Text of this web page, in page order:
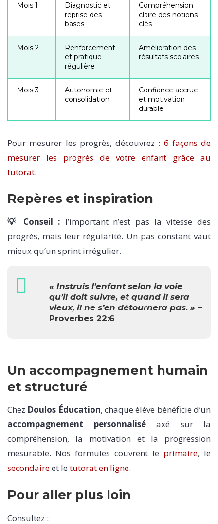
Mois 1
Diagnostic et
reprise des
bases
Compréhension
claire des notions
clés
Mois 2
Renforcement
et pratique
régulière
Amélioration des
résultats scolaires
Mois 3
Autonomie et
consolidation
Confiance accrue
et motivation
durable
Pour mesurer les progrès, découvrez : 6 façons de
mesurer les progrès de votre enfant grâce au
tutorat.
Repères et inspiration
💡 Conseil : l’important n’est pas la vitesse des
progrès, mais leur régularité. Un pas constant vaut
mieux qu’un sprint irrégulier.
« Instruis l’enfant selon la voie
qu’il doit suivre, et quand il sera
vieux, il ne s’en détournera pas. » –
Proverbes 22:6
Un accompagnement humain
et structuré
Chez Doulos Éducation, chaque élève bénéficie d’un
accompagnement personnaliséaxé sur la
compréhension, la motivation et la progression
mesurable. Nos formules couvrent le primaire, le
secondaireet le tutorat en ligne.
Pour aller plus loin
Consultez :